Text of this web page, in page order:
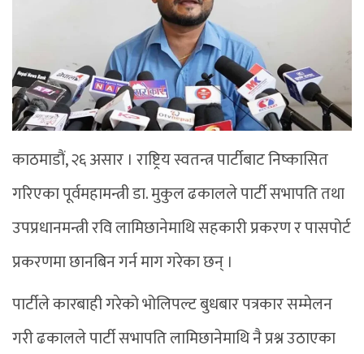
काठमाडौं, २६ असार । राष्ट्रिय स्वतन्त्र पार्टीबाट निष्कासित
गरिएका पूर्वमहामन्त्री डा. मुकुल ढकालले पार्टी सभापति तथा
उपप्रधानमन्त्री रवि लामिछानेमाथि सहकारी प्रकरण र पासपोर्ट
प्रकरणमा छानबिन गर्न माग गरेका छन् ।
पार्टीले कारबाही गरेको भोलिपल्ट बुधबार पत्रकार सम्मेलन
गरी ढकालले पार्टी सभापति लामिछानेमाथि नै प्रश्न उठाएका